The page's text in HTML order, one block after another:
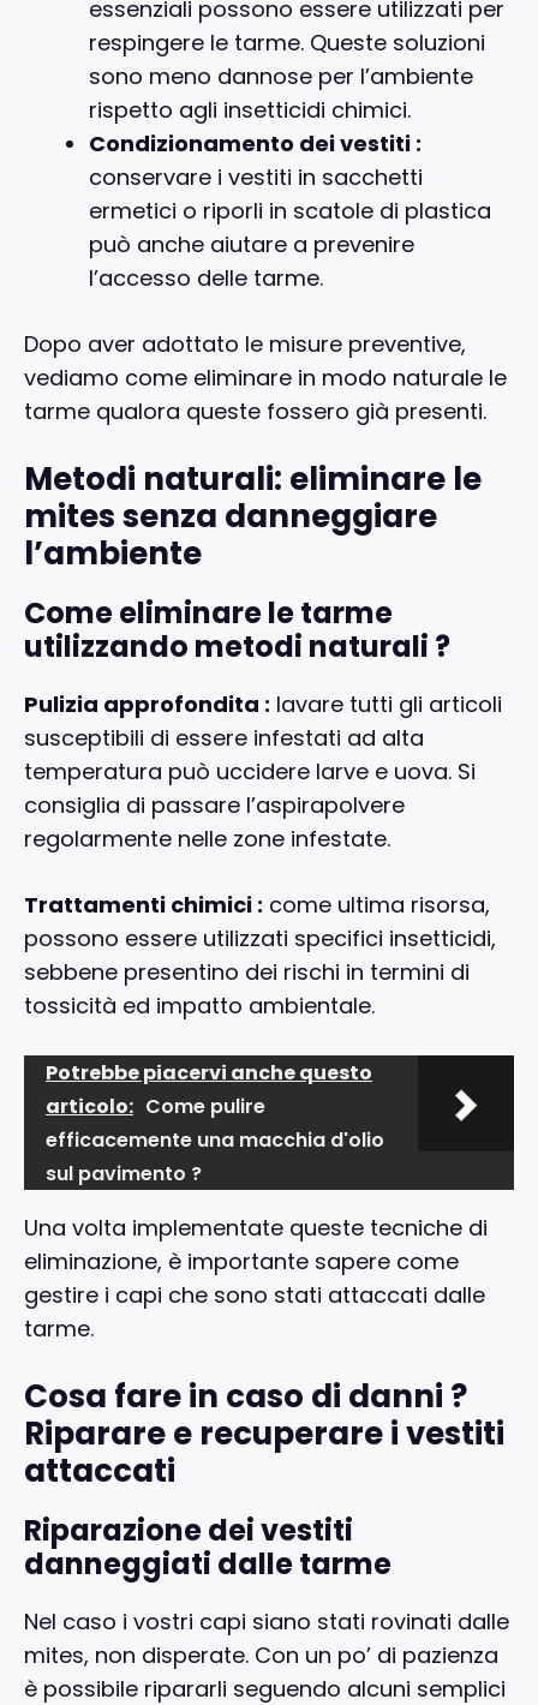
essenziali possono essere utilizzati per
respingere le tarme. Queste soluzioni
sono meno dannose per l’ambiente
rispetto agli insetticidi chimici.
Condizionamento dei vestiti :
conservare i vestiti in sacchetti
ermetici o riporli in scatole di plastica
può anche aiutare a prevenire
l’accesso delle tarme.
Dopo aver adottato le misure preventive,
vediamo come eliminare in modo naturale le
tarme qualora queste fossero già presenti.
Metodi naturali: eliminare le
mites senza danneggiare
l’ambiente
Come eliminare le tarme
utilizzando metodi naturali ?
Pulizia approfondita : lavare tutti gli articoli
susceptibili di essere infestati ad alta
temperatura può uccidere larve e uova. Si
consiglia di passare l’aspirapolvere
regolarmente nelle zone infestate.
Trattamenti chimici : come ultima risorsa,
possono essere utilizzati specifici insetticidi,
sebbene presentino dei rischi in termini di
tossicità ed impatto ambientale.
Potrebbe piacervi anche questo
articolo: Come pulire
efficacemente una macchia d'olio
sul pavimento ?
Una volta implementate queste tecniche di
eliminazione, è importante sapere come
gestire i capi che sono stati attaccati dalle
tarme.
Cosa fare in caso di danni ?
Riparare e recuperare i vestiti
attaccati
Riparazione dei vestiti
danneggiati dalle tarme
Nel caso i vostri capi siano stati rovinati dalle
mites, non disperate. Con un po’ di pazienza
è possibile ripararli seguendo alcuni semplici